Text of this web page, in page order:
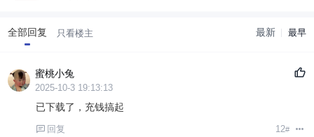
全部回复 只看楼主 最新 最早
蜜桃小兔
2025-10-3 19:13:13
已下载了，充钱搞起
回复 12#